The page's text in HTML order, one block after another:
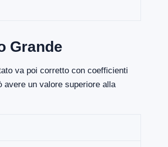
Grande
va poi corretto con coefficienti
avere un valore superiore alla